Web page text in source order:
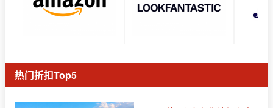
热门折扣Top5